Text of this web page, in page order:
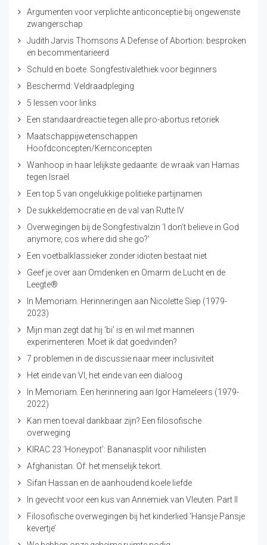
Argumenten voor verplichte anticonceptie bij ongewenste
zwangerschap
Judith Jarvis Thomsons A Defense of Abortion: besproken
en becommentarieerd
Schuld en boete. Songfestivalethiek voor beginners
Beschermd: Veldraadpleging
5 lessen voor links
Een standaardreactie tegen alle pro-abortus retoriek
Maatschappijwetenschappen
Hoofdconcepten/Kernconcepten
Wanhoop in haar lelijkste gedaante: de wraak van Hamas
tegen Israël
Een top 5 van ongelukkige politieke partijnamen
De sukkeldemocratie en de val van Rutte IV
Overwegingen bij de Songfestivalzin ‘I don’t believe in God
anymore, cos where did she go?’
Een voetbalklassieker zonder idioten bestaat niet
Geef je over aan Omdenken en Omarm de Lucht en de
Leegte®
In Memoriam. Herinneringen aan Nicolette Siep (1979-
2023)
Mijn man zegt dat hij ‘bi’ is en wil met mannen
experimenteren. Moet ik dat goedvinden?
7 problemen in de discussie naar meer inclusiviteit
Het einde van VI, het einde van een dialoog
In Memoriam. Een herinnering aan Igor Hameleers (1979-
2022)
Kan men toeval dankbaar zijn? Een filosofische
overweging
KIRAC 23 ‘Honeypot’: Bananasplit voor nihilisten
Afghanistan. Of: het menselijk tekort.
Sifan Hassan en de aanhoudend koele liefde
In gevecht voor een kus van Annemiek van Vleuten. Part II
Filosofische overwegingen bij het kinderlied ‘Hansje Pansje
kevertje’